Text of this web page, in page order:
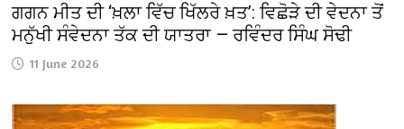
ਗਗਨ ਮੀਤ ਦੀ ‘ਖ਼ਲਾ ਵਿੱਚ ਖਿੱਲਰੇ ਖ਼ਤ’: ਵਿਛੋੜੇ ਦੀ ਵੇਦਨਾ ਤੋਂ
ਮਨੁੱਖੀ ਸੰਵੇਦਨਾ ਤੱਕ ਦੀ ਯਾਤਰਾ — ਰਵਿੰਦਰ ਸਿੰਘ ਸੋਢੀ
11 June 2026